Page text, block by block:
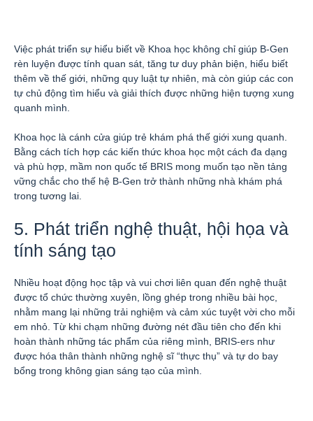
Việc phát triển sự hiểu biết về Khoa học không chỉ giúp B-Gen
rèn luyện được tính quan sát, tăng tư duy phản biện, hiểu biết
thêm về thế giới, những quy luật tự nhiên, mà còn giúp các con
tự chủ động tìm hiểu và giải thích được những hiện tượng xung
quanh mình.
Khoa học là cánh cửa giúp trẻ khám phá thế giới xung quanh.
Bằng cách tích hợp các kiến thức khoa học một cách đa dạng
và phù hợp, mầm non quốc tế BRIS mong muốn tạo nền tảng
vững chắc cho thế hệ B-Gen trở thành những nhà khám phá
trong tương lai.
5. Phát triển nghệ thuật, hội họa và
tính sáng tạo
Nhiều hoạt động học tập và vui chơi liên quan đến nghệ thuật
được tổ chức thường xuyên, lồng ghép trong nhiều bài học,
nhằm mang lại những trải nghiệm và cảm xúc tuyệt vời cho mỗi
em nhỏ. Từ khi chạm những đường nét đầu tiên cho đến khi
hoàn thành những tác phẩm của riêng mình, BRIS-ers như
được hóa thân thành những nghệ sĩ “thực thụ” và tự do bay
bổng trong không gian sáng tạo của mình.